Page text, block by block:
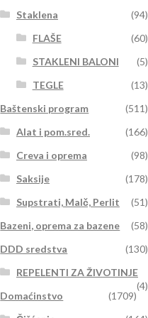
Staklena
(94)
FLAŠE
(60)
STAKLENI BALONI
(5)
TEGLE
(13)
Baštenski program
(511)
Alat i pom.sred.
(166)
Creva i oprema
(98)
Saksije
(178)
Supstrati, Malč, Perlit
(51)
Bazeni, oprema za bazene
(58)
DDD sredstva
(130)
REPELENTI ZA ŽIVOTINJE
(4)
Domaćinstvo
(1709)